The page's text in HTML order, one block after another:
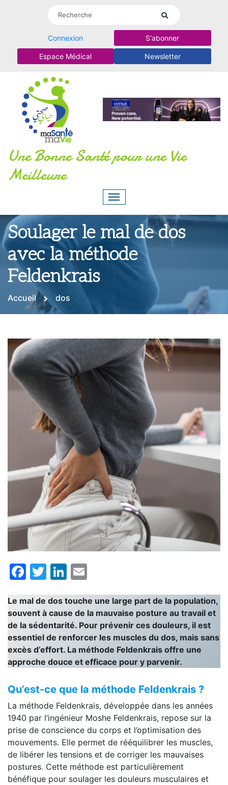
Connexion S'abonner
Espace Médical Newsletter
Une Bonne Santé pour une Vie
Meilleure
Soulager le mal de dos
avec la méthode
Feldenkrais
Accueil dos
Facebook
TwitterLinkedIn
Le mal de dos touche une large part de la population,
souvent à cause de la mauvaise posture au travail et
de la sédentarité. Pour prévenir ces douleurs, il est
essentiel de renforcer les muscles du dos, mais sans
excès d’effort. La méthode Feldenkrais offre une
approche douce et efficace pour y parvenir.
Qu’est-ce que la méthode Feldenkrais ?
La méthode Feldenkrais, développée dans les années
1940 par l’ingénieur Moshe Feldenkrais, repose sur la
prise de conscience du corps et l’optimisation des
mouvements. Elle permet de rééquilibrer les muscles,
de libérer les tensions et de corriger les mauvaises
postures. Cette méthode est particulièrement
bénéfique pour soulager les douleurs musculaires et